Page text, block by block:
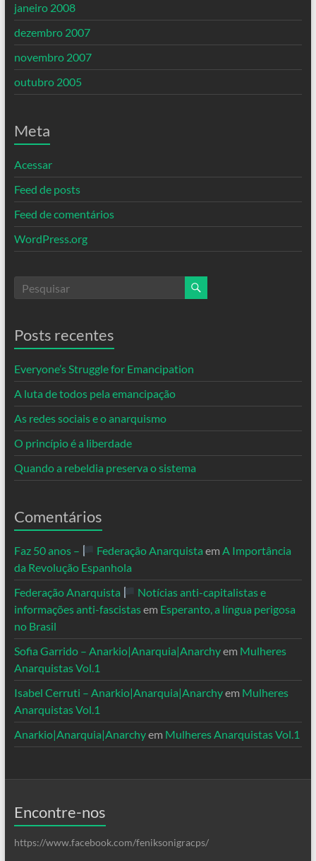
janeiro 2008
dezembro 2007
novembro 2007
outubro 2005
Meta
Acessar
Feed de posts
Feed de comentários
WordPress.org
Posts recentes
Everyone’s Struggle for Emancipation
A luta de todos pela emancipação
As redes sociais e o anarquismo
O princípio é a liberdade
Quando a rebeldia preserva o sistema
Comentários
Faz 50 anos – Federação Anarquista em A Importância
da Revolução Espanhola
Federação Anarquista
Notícias anti-capitalistas e
informações anti-fascistasem Esperanto, a língua perigosa
no Brasil
Sofia Garrido – Anarkio|Anarquia|Anarchyem Mulheres
Anarquistas Vol.1
Isabel Cerruti – Anarkio|Anarquia|Anarchyem Mulheres
Anarquistas Vol.1
Anarkio|Anarquia|Anarchyem Mulheres Anarquistas Vol.1
Encontre-nos
https://www.facebook.com/feniksonigracps/